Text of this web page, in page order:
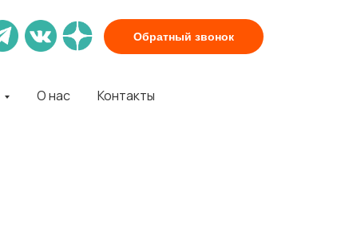
Обратный звонок
О нас Контакты